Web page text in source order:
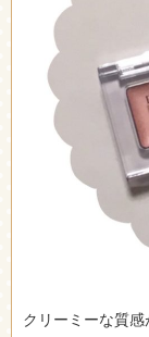
クリーミーな質感